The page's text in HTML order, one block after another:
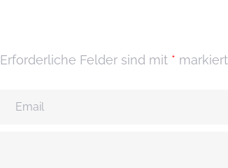
Erforderliche Felder sind mit * markiert